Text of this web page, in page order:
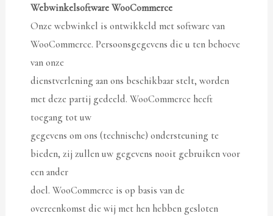
Webwinkelsoftware WooCommerce
Onze webwinkel is ontwikkeld met software van
WooCommerce. Persoonsgegevens die u ten behoeve
van onze
dienstverlening aan ons beschikbaar stelt, worden
met deze partij gedeeld. WooCommerce heeft
toegang tot uw
gegevens om ons (technische) ondersteuning te
bieden, zij zullen uw gegevens nooit gebruiken voor
een ander
doel. WooCommerce is op basis van de
overeenkomst die wij met hen hebben gesloten